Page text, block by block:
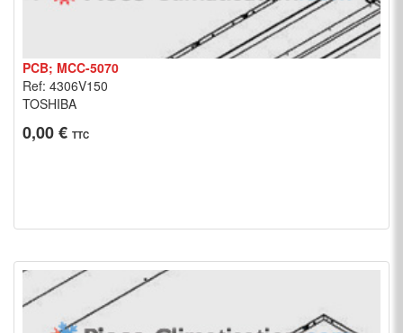
PCB; MCC-5070
Ref: 4306V150
TOSHIBA
0,00 € TTC